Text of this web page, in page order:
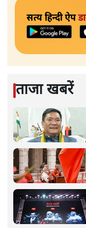
सत्य हिन्दी ऐप
ताजा खबरें